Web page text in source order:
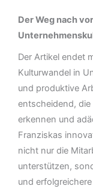
Der Weg nach
Der Artikel endet
Kulturwandel in
und produktive
entscheidend, die
erkennen und
Franziskas
nicht nur die
unterstützen,
und